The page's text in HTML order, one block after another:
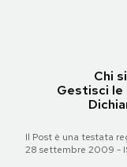
Chi
Gestisci
Il Post è una testata
28 settembre 2009 -